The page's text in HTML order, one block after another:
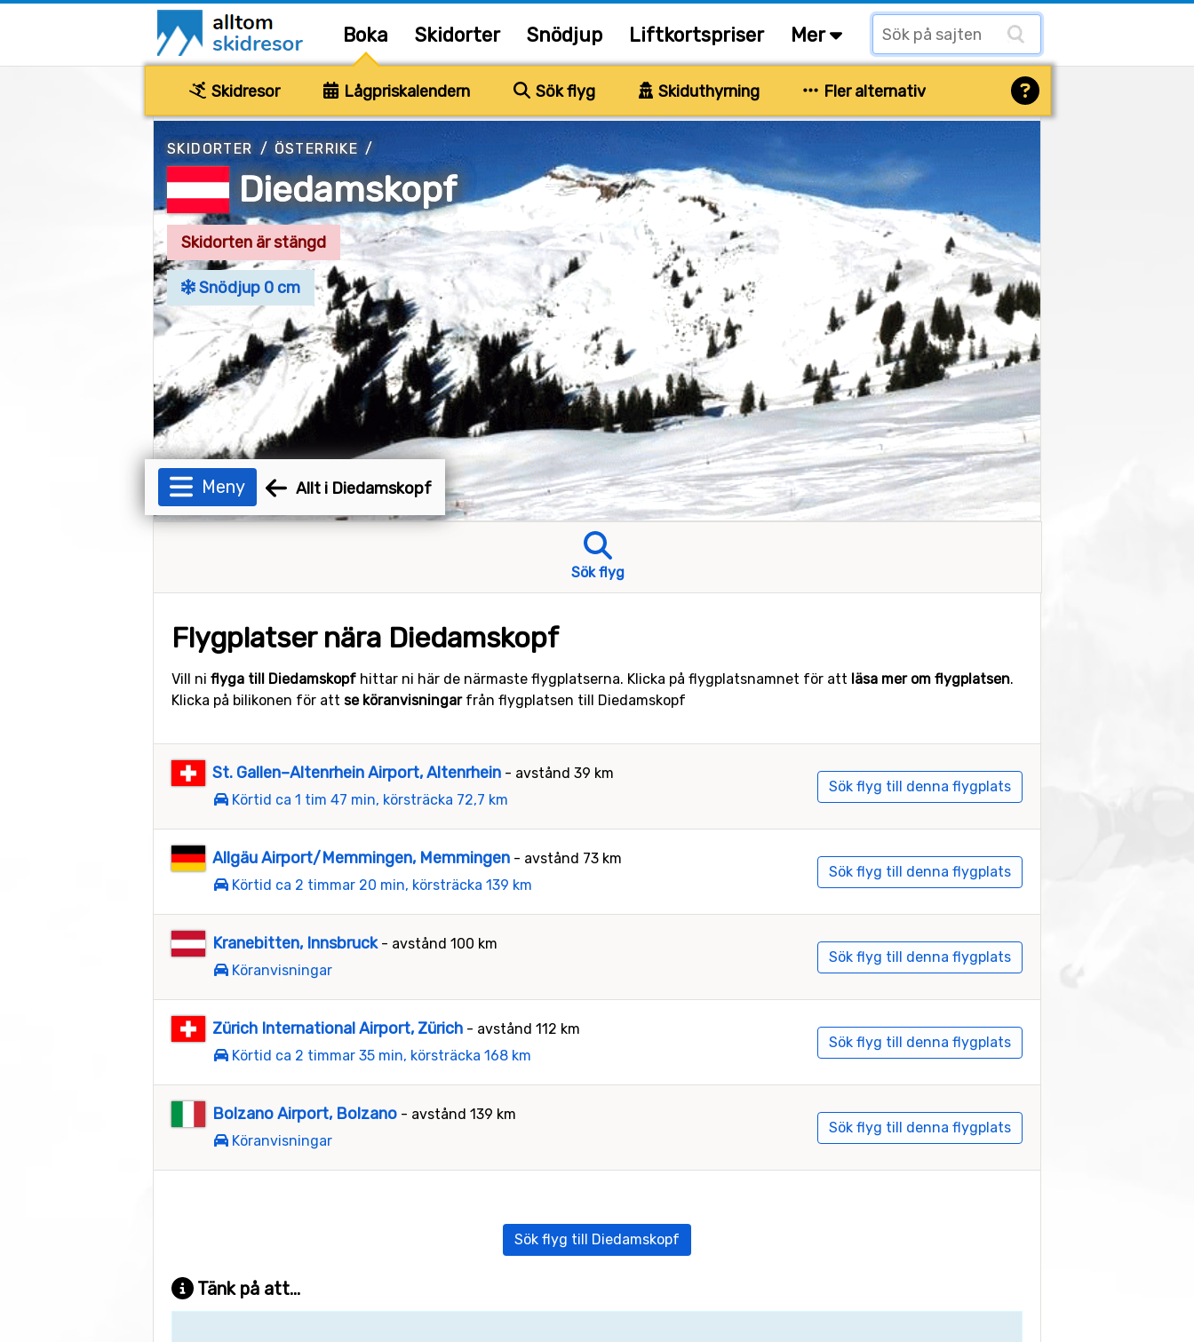
Boka Skidorter Snödjup Liftkortspriser Mer
Skidresor Lågpriskalendern Sök flyg Skiduthyrning Fler alternativ
SKIDORTER / ÖSTERRIKE /
Diedamskopf
Skidorten är stängd
Snödjup 0 cm
Meny Allt i Diedamskopf
Sök flyg
Flygplatser nära Diedamskopf
Vill ni flyga till Diedamskopf hittar ni här de närmaste flygplatserna. Klicka på flygplatsnamnet för att läsa mer om flygplatsen.
Klicka på bilikonen för att se köranvisningarfrån flygplatsen till Diedamskopf
Sök flyg till denna flygplats
St. Gallen–Altenrhein Airport, Altenrhein - avstånd 39 km
Körtid ca 1 tim 47 min, körsträcka 72,7 km
Sök flyg till denna flygplats
Allgäu Airport/Memmingen, Memmingen - avstånd 73 km
Körtid ca 2 timmar 20 min, körsträcka 139 km
Sök flyg till denna flygplats
Kranebitten, Innsbruck - avstånd 100 km
Köranvisningar
Sök flyg till denna flygplats
Zürich International Airport, Zürich - avstånd 112 km
Körtid ca 2 timmar 35 min, körsträcka 168 km
Sök flyg till denna flygplats
Bolzano Airport, Bolzano - avstånd 139 km
Köranvisningar
Sök flyg till Diedamskopf
Tänk på att...